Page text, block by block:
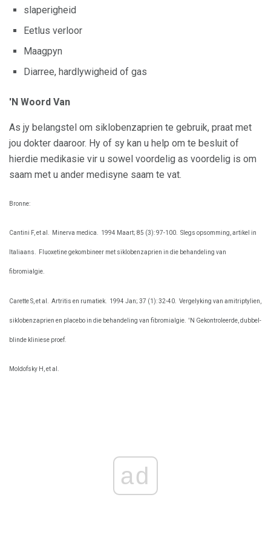
slaperigheid
Eetlus verloor
Maagpyn
Diarree, hardlywigheid of gas
'N Woord Van
As jy belangstel om siklobenzaprien te gebruik, praat met
jou dokter daaroor. Hy of sy kan u help om te besluit of
hierdie medikasie vir u sowel voordelig as voordelig is om
saam met u ander medisyne saam te vat.
Bronne:
Cantini F, et al. Minerva medica. 1994 Maart; 85 (3): 97-100. Slegs opsomming, artikel in
Italiaans. Fluoxetine gekombineer met siklobenzaprien in die behandeling van
fibromialgie.
Carette S, et al. Artritis en rumatiek. 1994 Jan; 37 (1): 32-40. Vergelyking van amitriptylien,
siklobenzaprien en placebo in die behandeling van fibromialgie. 'N Gekontroleerde, dubbel-
blinde kliniese proef.
Moldofsky H, et al.
ad